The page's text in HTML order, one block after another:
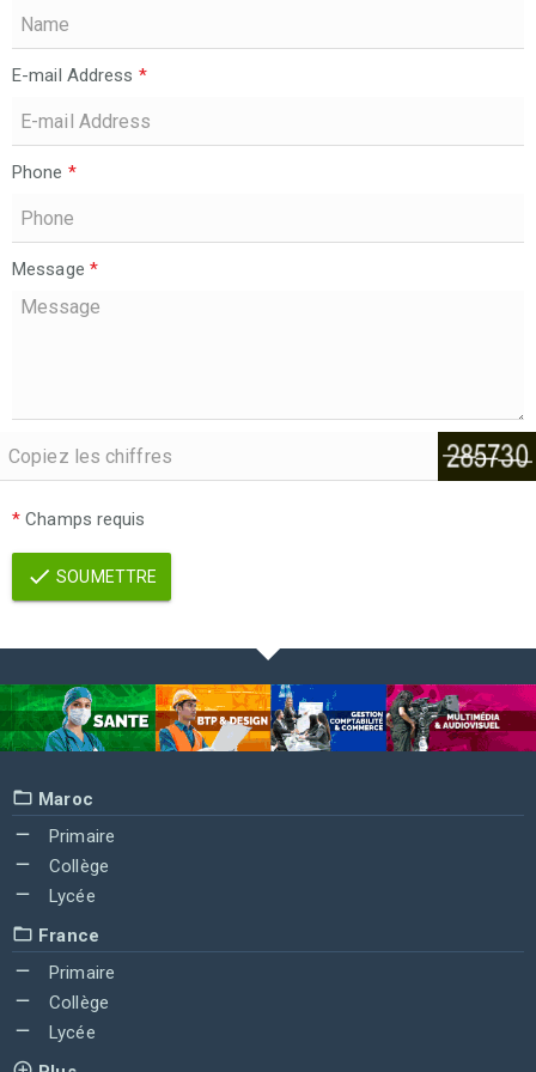
E-mail Address *
Phone *
Message *
* Champs requis
SOUMETTRE
Maroc
Primaire
Collège
Lycée
France
Primaire
Collège
Lycée